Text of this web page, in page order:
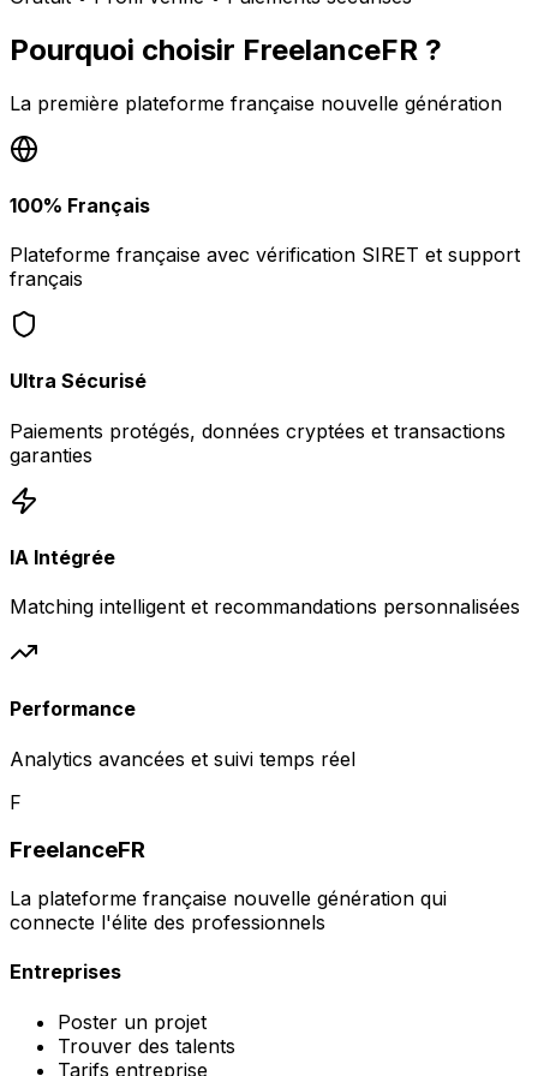
Pourquoi choisir FreelanceFR ?
La première plateforme française nouvelle génération
100% Français
Plateforme française avec vérification SIRET et support
français
Ultra Sécurisé
Paiements protégés, données cryptées et transactions
garanties
IA Intégrée
Matching intelligent et recommandations personnalisées
Performance
Analytics avancées et suivi temps réel
F
FreelanceFR
La plateforme française nouvelle génération qui
connecte l'élite des professionnels
Entreprises
Poster un projet
Trouver des talents
Tarifs entreprise